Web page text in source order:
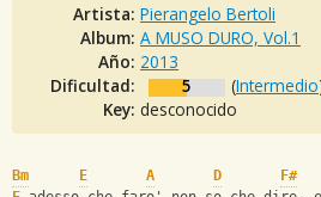
Artista: Pierangelo Bertoli
Album: A MUSO DURO, Vol.1
Año: 2013
Dificultad:
5 (Intermedio
Key: desconocido
Bm E A D
F#